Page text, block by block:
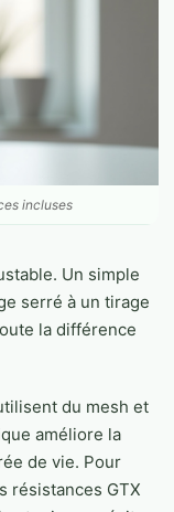
incluses
Un simple
serré à un tirage
la différence
du mesh et
améliore la
de vie. Pour
résistances GTX